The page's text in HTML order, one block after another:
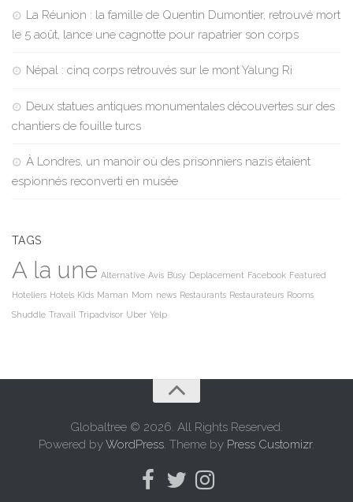
La Réunion : la famille de Quentin Dumontier, retrouvé mort
le 5 août, lance une cagnotte pour rapatrier son corps
Népal : cinq corps retrouvés sur le mont Yalung Ri
Deux statues antiques monumentales découvertes sur des
chantiers de fouille turcs
À Londres, un manoir où des prisonniers nazis étaient
espionnés reconverti en musée
TAGS
A la une Alternative Avis Busy Deplacement Facebook Featured
Hoteliers Hotels Kids Maman Mom news Restaurants Restaurateurs Rooms
Shuddle Travail Tripadvisor Uber Yelp
Globaltree © 2026. All Rights Reserved.
Powered byWordPress. Theme by Press Customizr.